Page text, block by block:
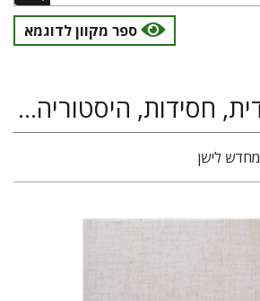
ספר מקוון לדוגמא
מיסטיקה יהודית, חסידות, היסטוריה יהודית
מחדש לישן